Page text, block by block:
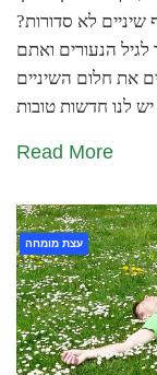
לא סדורות?
לגיל הנעורים ואתם
את חלום השיניים
Read More
עצת מומחה